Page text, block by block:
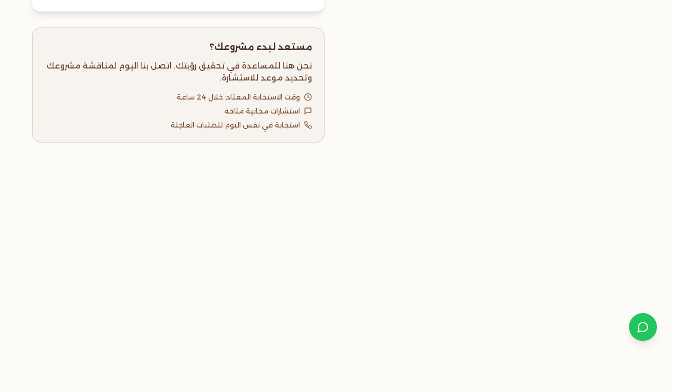
مستعد لبدء مشروعك؟
نحن هنا للمساعدة في تحقيق رؤيتك. اتصل بنا اليوم لمناقشة مشروعك
وتحديد موعد للاستشارة.
وقت الاستجابة المعتاد: خلال 24 ساعة
استشارات مجانية متاحة
استجابة في نفس اليوم للطلبات العاجلة